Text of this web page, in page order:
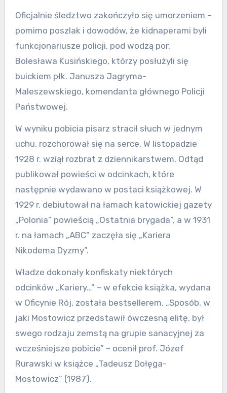
Oficjalnie śledztwo zakończyło się umorzeniem –
pomimo poszlak i dowodów, że kidnaperami byli
funkcjonariusze policji, pod wodzą por.
Bolesława Kusińskiego, którzy posłużyli się
buickiem płk. Janusza Jagryma-
Maleszewskiego, komendanta głównego Policji
Państwowej.
W wyniku pobicia pisarz stracił słuch w jednym
uchu, rozchorował się na serce. W listopadzie
1928 r. wziął rozbrat z dziennikarstwem. Odtąd
publikował powieści w odcinkach, które
następnie wydawano w postaci książkowej. W
1929 r. debiutował na łamach katowickiej gazety
„Polonia” powieścią „Ostatnia brygada”, a w 1931
r. na łamach „ABC” zaczęła się „Kariera
Nikodema Dyzmy”.
Władze dokonały konfiskaty niektórych
odcinków „Kariery…” – w efekcie książka, wydana
w Oficynie Rój, została bestsellerem. „Sposób, w
jaki Mostowicz przedstawił ówczesną elitę, był
swego rodzaju zemstą na grupie sanacyjnej za
wcześniejsze pobicie” – ocenił prof. Józef
Rurawski w książce „Tadeusz Dołęga-
Mostowicz” (1987).